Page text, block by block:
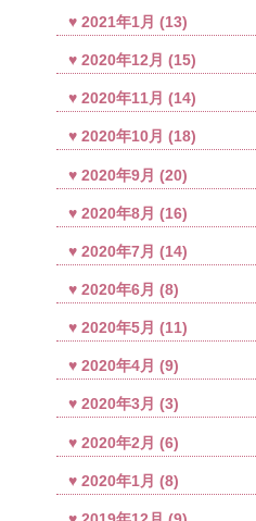
2021年1月 (13)
2020年12月 (15)
2020年11月 (14)
2020年10月 (18)
2020年9月 (20)
2020年8月 (16)
2020年7月 (14)
2020年6月 (8)
2020年5月 (11)
2020年4月 (9)
2020年3月 (3)
2020年2月 (6)
2020年1月 (8)